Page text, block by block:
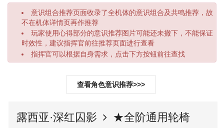
意识组合推荐页面收录了全机体的意识组合及共鸣推荐，故
不在机体详情页再作推荐
玩家使用心得部分的意识推荐图片可能还未撤下，不能保证
时效性，建议指挥官前往推荐页面进行查看
指挥官可以根据自身需求，点击下方按钮前往查找
查看角色意识推荐>>>
露西亚·深红囚影 ★全阶通用轮椅